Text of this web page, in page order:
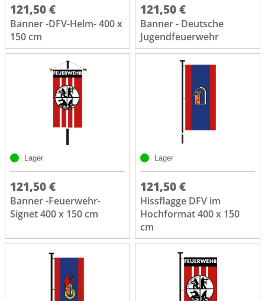
121,50 €
Banner -DFV-Helm- 400 x
150 cm
121,50 €
Banner - Deutsche
Jugendfeuerwehr
Lager
121,50 €
Banner -Feuerwehr-
Signet 400 x 150 cm
Lager
121,50 €
Hissflagge DFV im
Hochformat 400 x 150
cm